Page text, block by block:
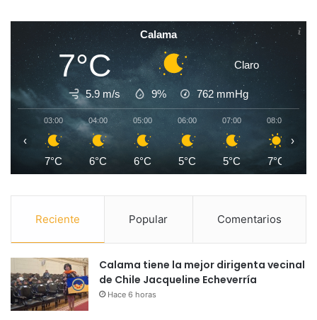
Calama
7°C Claro
5.9 m/s 9% 762 mmHg
03:00
7°C
04:00
6°C
05:00
6°C
06:00
5°C
07:00
5°C
08:00
7°C
‹ ›
Reciente Popular Comentarios
Calama tiene la mejor dirigenta vecinal
de Chile Jacqueline Echeverría
Hace 6 horas